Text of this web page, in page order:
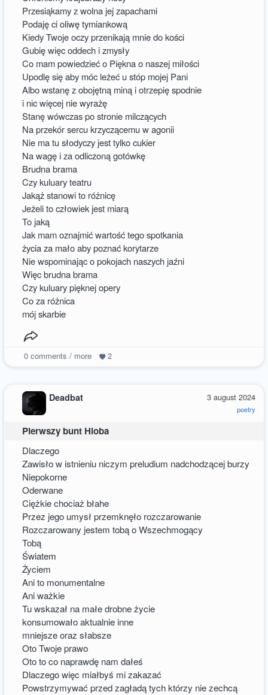
Przesiąkamy z wolna jej zapachami
Podaję ci oliwę tymiankową
Kiedy Twoje oczy przenikają mnie do kości
Gubię więc oddech i zmysły
Co mam powiedzieć o Piękna o naszej miłości
Upodlę się aby móc leżeć u stóp mojej Pani
Albo wstanę z obojętną miną i otrzepię spodnie
i nic więcej nie wyrażę
Stanę wówczas po stronie milczących
Na przekór sercu krzyczącemu w agonii
Nie ma tu słodyczy jest tylko cukier
Na wagę i za odliczoną gotówkę
Brudna brama
Czy kuluary teatru
Jakąż stanowi to różnicę
Jeżeli to człowiek jest miarą
To jaką
Jak mam oznajmić wartość tego spotkania
życia za mało aby poznać korytarze
Nie wspominając o pokojach naszych jaźni
Więc brudna brama
Czy kuluary pięknej opery
Co za różnica
mój skarbie
0comments / more 2
3 august 2024
poetry
Deadbat
Pierwszy bunt Hioba
Dlaczego
Zawisło w istnieniu niczym preludium nadchodzącej burzy
Niepokorne
Oderwane
Ciężkie chociaż błahe
Przez jego umysł przemknęło rozczarowanie
Rozczarowany jestem tobą o Wszechmogący
Tobą
Światem
Życiem
Ani to monumentalne
Ani ważkie
Tu wskazał na małe drobne życie
konsumowało aktualnie inne
mniejsze oraz słabsze
Oto Twoje prawo
Oto to co naprawdę nam dałeś
Dlaczego więc miałbyś mi zakazać
Powstrzymywać przed zagładą tych którzy nie zechcą